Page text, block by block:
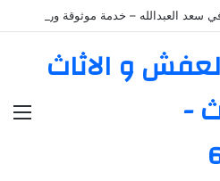
و الاثاث
-